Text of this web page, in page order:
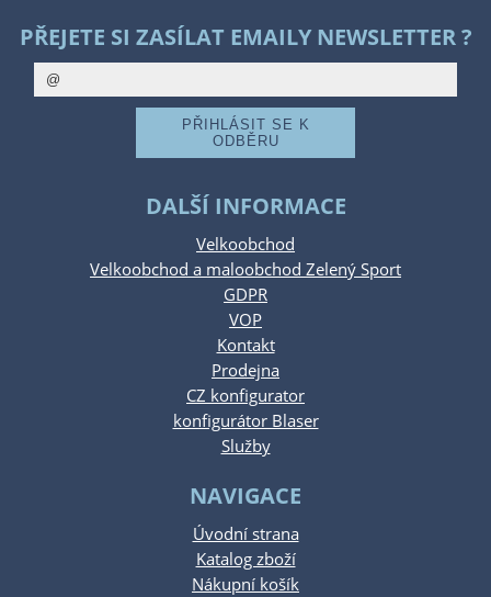
PŘEJETE SI ZASÍLAT EMAILY NEWSLETTER ?
DALŠÍ INFORMACE
Velkoobchod
Velkoobchod a maloobchod Zelený Sport
GDPR
VOP
Kontakt
Prodejna
CZ konfigurator
konfigurátor Blaser
Služby
NAVIGACE
Úvodní strana
Katalog zboží
Nákupní košík